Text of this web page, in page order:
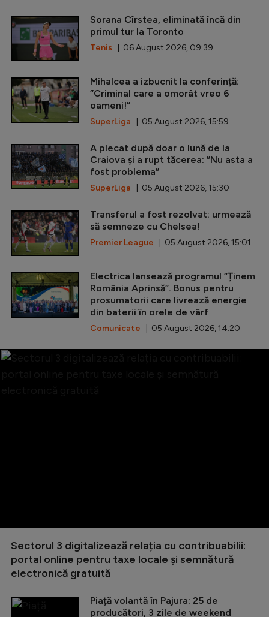
Sorana Cîrstea, eliminată încă din
primul tur la Toronto
Tenis | 06 August 2026, 09:39
Mihalcea a izbucnit la conferință:
”Criminal care a omorât vreo 6
oameni!”
SuperLiga | 05 August 2026, 15:59
A plecat după doar o lună de la
Craiova și a rupt tăcerea: ”Nu asta a
fost problema”
SuperLiga | 05 August 2026, 15:30
Transferul a fost rezolvat: urmează
să semneze cu Chelsea!
Premier League | 05 August 2026, 15:01
Electrica lansează programul ”Ținem
România Aprinsă”. Bonus pentru
prosumatorii care livrează energie
din baterii în orele de vârf
Comunicate | 05 August 2026, 14:20
Sectorul 3 digitalizează relația cu contribuabilii:
portal online pentru taxe locale și semnătură
electronică gratuită
Piață volantă în Pajura: 25 de
producători, 3 zile de weekend